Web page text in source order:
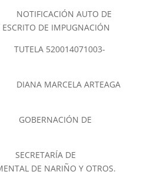
AUTO DE
DE IMPUGNACIÓN
520014071003-
MARCELA ARTEAGA
DE
DE
DE NARIÑO Y OTROS.